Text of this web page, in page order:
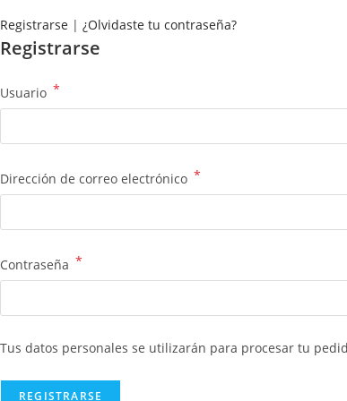
Registrarse | ¿Olvidaste tu contraseña?
Registrarse
Usuario *
Dirección de correo electrónico *
Contraseña *
Tus datos personales se utilizarán para procesar tu